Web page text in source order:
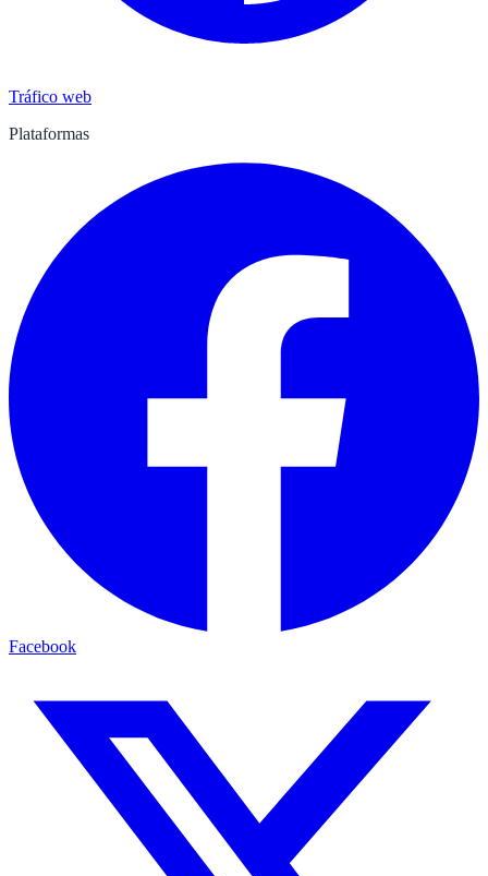
Tráfico web
Plataformas
Facebook